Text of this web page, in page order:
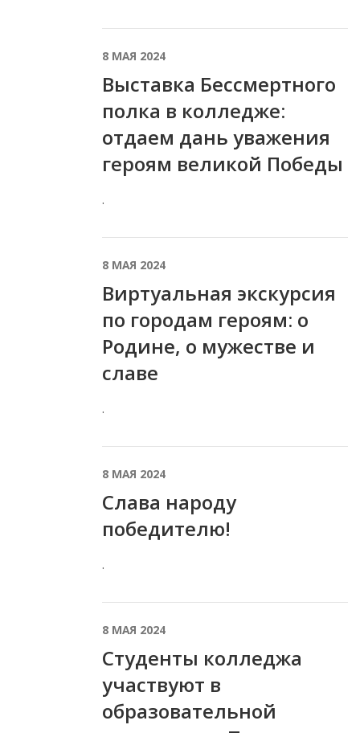
8 МАЯ 2024
Выставка Бессмертного
полка в колледже:
отдаем дань уважения
героям великой Победы
.
8 МАЯ 2024
Виртуальная экскурсия
по городам героям: о
Родине, о мужестве и
славе
.
8 МАЯ 2024
Слава народу
победителю!
.
8 МАЯ 2024
Студенты колледжа
участвуют в
образовательной